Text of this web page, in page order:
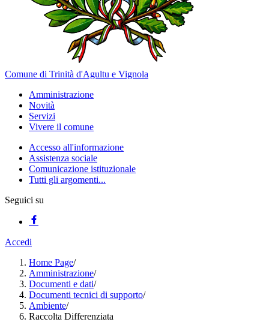
Comune di Trinità d'Agultu e Vignola
Amministrazione
Novità
Servizi
Vivere il comune
Accesso all'informazione
Assistenza sociale
Comunicazione istituzionale
Tutti gli argomenti...
Seguici su
Accedi
Home Page/
Amministrazione/
Documenti e dati/
Documenti tecnici di supporto/
Ambiente/
Raccolta Differenziata